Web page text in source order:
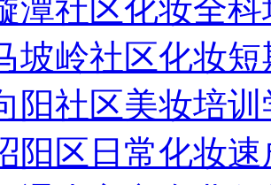
潭社区化妆全
坡岭社区化妆
阳社区美妆培训
阳区日常化妆